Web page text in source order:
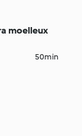
moelleux
50min